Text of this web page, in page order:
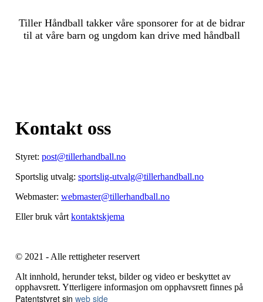
Tiller Håndball takker våre sponsorer for at de bidrar
til at våre barn og ungdom kan drive med håndball
Kontakt oss
Styret: post@tillerhandball.no
Sportslig utvalg: sportslig-utvalg@tillerhandball.no
Webmaster: webmaster@tillerhandball.no
Eller bruk vårtkontaktskjema
© 2021 - Alle rettigheter reservert
Alt innhold, herunder tekst, bilder og video er beskyttet av
opphavsrett. Ytterligere informasjon om opphavsrett finnes på
Patentstyret sin web side